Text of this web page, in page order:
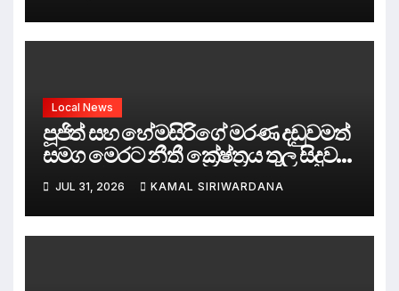
Local News
පූජිත් සහ හේමසිරිගේ මරණ දඩුවමත්
සමග මෙරට නීතී ක්‍රේෂ්ත්‍රය තුල සිදුව
ඇත්තේ කුමක්ද ?
JUL 31, 2026 KAMAL SIRIWARDANA